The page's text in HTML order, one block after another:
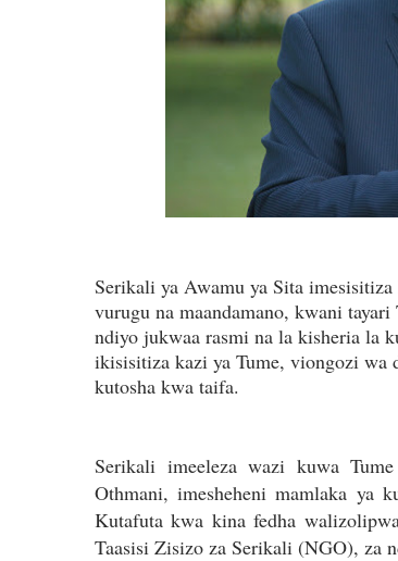
Serikali ya Awamu ya Sita
vurugu na maandamano, kwani
ndiyo jukwaa rasmi na la kisheria la
ikisisitiza kazi ya Tume, viongozi wa
kutosha kwa taifa.
Serikali imeeleza wazi kuwa
Othmani, imesheheni mamlaka ya
Kutafuta kwa kina fedha
Taasisi Zisizo za Serikali (NGO), za